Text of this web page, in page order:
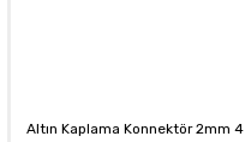
Altın Kaplama Konnektör 2mm 4